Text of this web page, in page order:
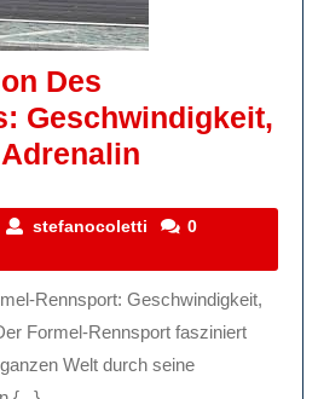
Des
Geschwindigkeit,
Des
Technik
Und
30
stefanocoletti stefanocoletti
0
Formel-Rennsport fasziniert
Welt durch seine